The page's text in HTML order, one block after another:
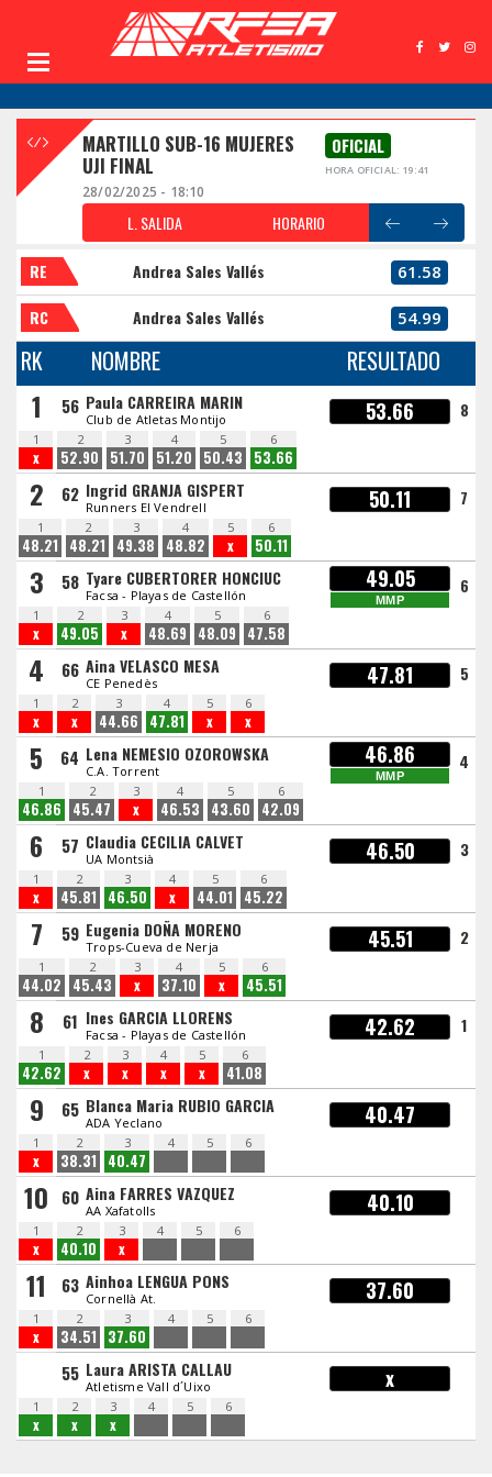
MARTILLO SUB-16 MUJERES
UJI FINAL
OFICIAL
HORA OFICIAL: 19:41
28/02/2025 - 18:10
L. SALIDA HORARIO
RE Andrea Sales Vallés 61.58
RC Andrea Sales Vallés 54.99
RK NOMBRE RESULTADO
1 56 Paula CARREIRA MARIN
Club de Atletas Montijo 53.66 8
1
x
2
52.90
3
51.70
4
51.20
5
50.43
6
53.66
2 62 Ingrid GRANJA GISPERT
Runners El Vendrell 50.11 7
1
48.21
2
48.21
3
49.38
4
48.82
5
x
6
50.11
3 58 Tyare CUBERTORER HONCIUC
Facsa - Playas de Castellón
49.05
MMP
6
1
x
2
49.05
3
x
4
48.69
5
48.09
6
47.58
4 66 Aina VELASCO MESA
CE Penedès 47.81 5
1
x
2
x
3
44.66
4
47.81
5
x
6
x
5 64 Lena NEMESIO OZOROWSKA
C.A. Torrent
46.86
MMP
4
1
46.86
2
45.47
3
x
4
46.53
5
43.60
6
42.09
6 57 Claudia CECILIA CALVET
UA Montsià 46.50 3
1
x
2
45.81
3
46.50
4
x
5
44.01
6
45.22
7 59 Eugenia DOÑA MORENO
Trops-Cueva de Nerja 45.51 2
1
44.02
2
45.43
3
x
4
37.10
5
x
6
45.51
8 61 Ines GARCIA LLORENS
Facsa - Playas de Castellón 42.62 1
1
42.62
2
x
3
x
4
x
5
x
6
41.08
9 65 Blanca Maria RUBIO GARCIA
ADA Yeclano 40.47
1
x
2
38.31
3
40.47
4 5 6
10 60 Aina FARRES VAZQUEZ
AA Xafatolls 40.10
1
x
2
40.10
3
x
4 5 6
11 63 Ainhoa LENGUA PONS
Cornellà At. 37.60
1
x
2
34.51
3
37.60
4 5 6
55 Laura ARISTA CALLAU
Atletisme Vall d´Uixo x
1
x
2
x
3
x
4 5 6